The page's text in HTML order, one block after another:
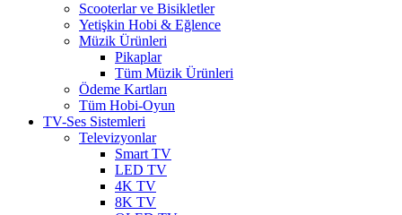
Scooterlar ve Bisikletler
Yetişkin Hobi & Eğlence
Müzik Ürünleri
Pikaplar
Tüm Müzik Ürünleri
Ödeme Kartları
Tüm Hobi-Oyun
TV-Ses Sistemleri
Televizyonlar
Smart TV
LED TV
4K TV
8K TV